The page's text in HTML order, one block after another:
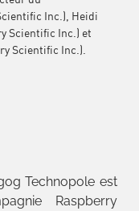
Inc.), Heidi
Scientific Inc.) et
Scientific Inc.).
Technopole est
Raspberry